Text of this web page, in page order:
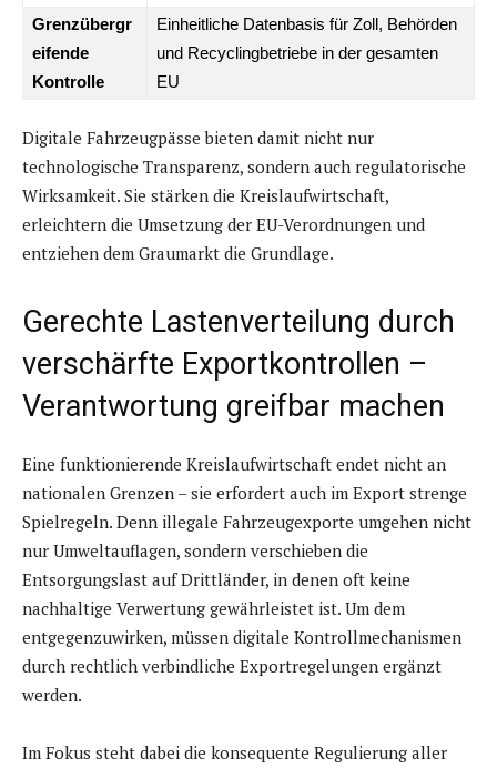
Grenzübergr
eifende
Kontrolle
Einheitliche Datenbasis für Zoll, Behörden
und Recyclingbetriebe in der gesamten
EU
Digitale Fahrzeugpässe bieten damit nicht nur
technologische Transparenz, sondern auch regulatorische
Wirksamkeit. Sie stärken die Kreislaufwirtschaft,
erleichtern die Umsetzung der EU-Verordnungen und
entziehen dem Graumarkt die Grundlage.
Gerechte Lastenverteilung durch
verschärfte Exportkontrollen –
Verantwortung greifbar machen
Eine funktionierende Kreislaufwirtschaft endet nicht an
nationalen Grenzen – sie erfordert auch im Export strenge
Spielregeln. Denn illegale Fahrzeugexporte umgehen nicht
nur Umweltauflagen, sondern verschieben die
Entsorgungslast auf Drittländer, in denen oft keine
nachhaltige Verwertung gewährleistet ist. Um dem
entgegenzuwirken, müssen digitale Kontrollmechanismen
durch rechtlich verbindliche Exportregelungen ergänzt
werden.
Im Fokus steht dabei die konsequente Regulierung aller